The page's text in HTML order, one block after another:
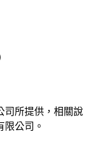
司所提供，相關說
限公司。